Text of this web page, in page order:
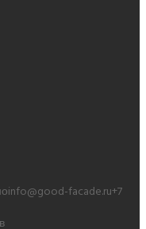
info@good-facade.ru+7